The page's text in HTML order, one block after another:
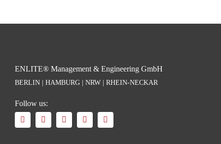
ENLITE® Management & Engineering GmbH
BERLIN | HAMBURG | NRW | RHEIN-NECKAR
Follow us: